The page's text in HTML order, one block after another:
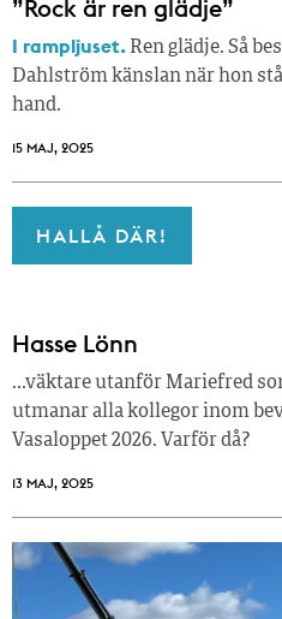
”Rock är ren glädje”
I rampljuset. Ren glädje. Så
Dahlström känslan när hon
hand.
15 MAJ, 2025
HALLÅ DÄR!
Hasse Lönn
…väktare utanför Mariefred
utmanar alla kollegor inom
Vasaloppet 2026. Varför då?
13 MAJ, 2025